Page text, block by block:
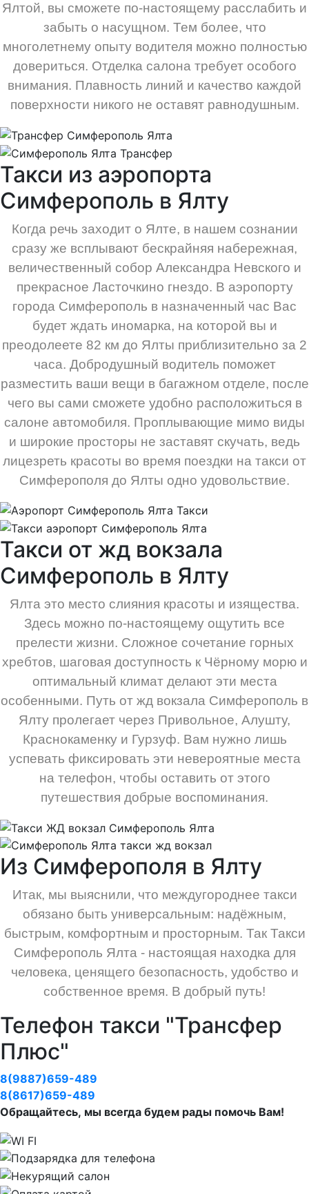
Ялтой, вы сможете по-настоящему расслабить и
забыть о насущном. Тем более, что
многолетнему опыту водителя можно полностью
довериться. Отделка салона требует особого
внимания. Плавность линий и качество каждой
поверхности никого не оставят равнодушным.
Такси из аэропорта
Симферополь в Ялту
Когда речь заходит о Ялте, в нашем сознании
сразу же всплывают бескрайняя набережная,
величественный собор Александра Невского и
прекрасное Ласточкино гнездо. В аэропорту
города Симферополь в назначенный час Вас
будет ждать иномарка, на которой вы и
преодолеете 82 км до Ялты приблизительно за 2
часа. Добродушный водитель поможет
разместить ваши вещи в багажном отделе, после
чего вы сами сможете удобно расположиться в
салоне автомобиля. Проплывающие мимо виды
и широкие просторы не заставят скучать, ведь
лицезреть красоты во время поездки на такси от
Симферополя до Ялты одно удовольствие.
Такси от жд вокзала
Симферополь в Ялту
Ялта это место слияния красоты и изящества.
Здесь можно по-настоящему ощутить все
прелести жизни. Сложное сочетание горных
хребтов, шаговая доступность к Чёрному морю и
оптимальный климат делают эти места
особенными. Путь от жд вокзала Симферополь в
Ялту пролегает через Привольное, Алушту,
Краснокаменку и Гурзуф. Вам нужно лишь
успевать фиксировать эти невероятные места
на телефон, чтобы оставить от этого
путешествия добрые воспоминания.
Из Симферополя в Ялту
Итак, мы выяснили, что междугороднее такси
обязано быть универсальным: надёжным,
быстрым, комфортным и просторным. Так Такси
Симферополь Ялта - настоящая находка для
человека, ценящего безопасность, удобство и
собственное время. В добрый путь!
Телефон такси "Трансфер
Плюс"
8(9887)659-489
8(8617)659-489
Обращайтесь, мы всегда будем рады помочь Вам!